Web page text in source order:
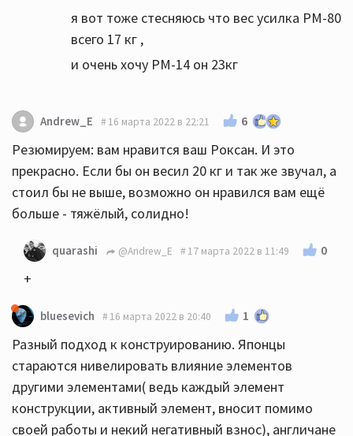
я вот тоже стесняюсь что вес усилка PM-80
всего 17 кг ,
и очень хочу PM-14 он 23кг
Andrew_E 16 марта 2022 в 22:21 6
Резюмируем: вам нравится ваш Роксан. И это
прекрасно. Если бы он весил 20 кг и так же звучал, а
стоил бы не выше, возможно он нравился вам ещё
больше - тяжёлый, солидно!
quarashi @Andrew_E 17 марта 2022 в 11:49 0
+
bluesevich 16 марта 2022 в 20:40 1
Разный подход к конструированию. Японцы
стараются нивелировать влияние элементов
другими элементами( ведь каждый элемент
конструкции, активный элемент, вносит помимо
своей работы и некий негативный взнос), англичане